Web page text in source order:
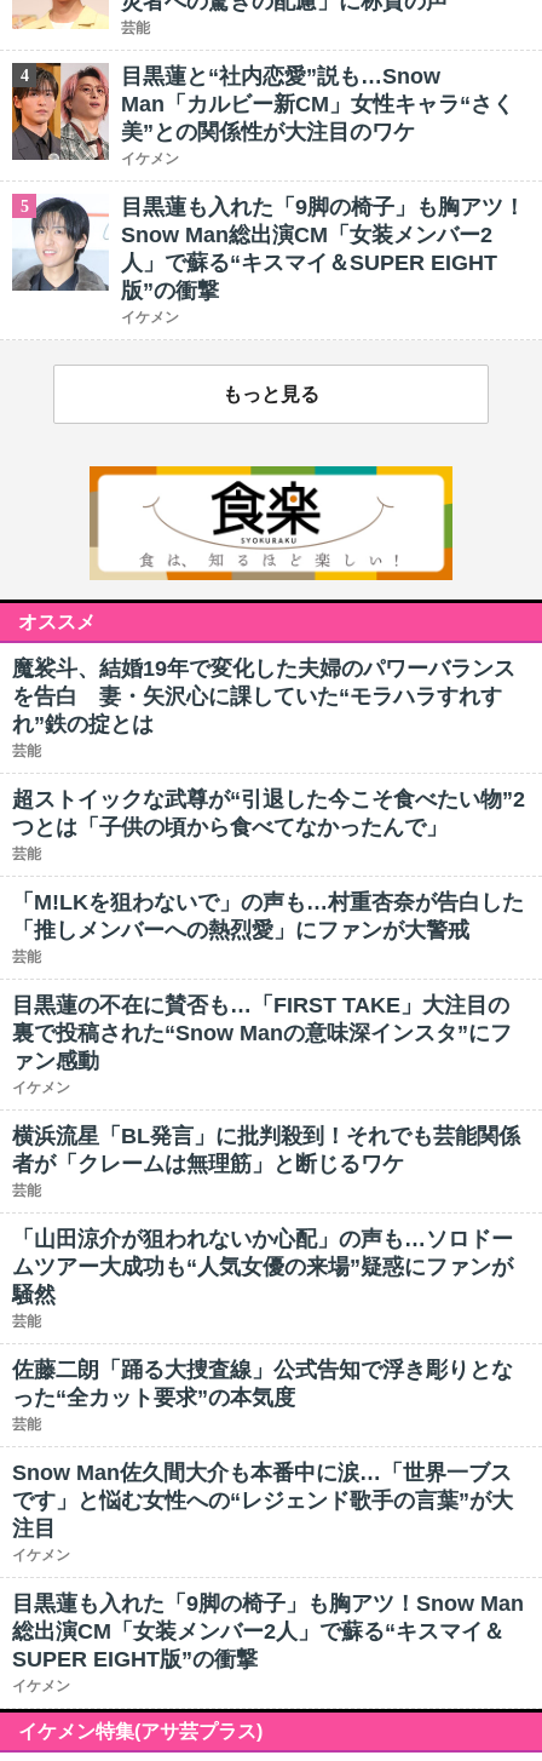
芸能
4
目黒蓮と“社内恋愛”説も…Snow
Man「カルビー新CM」女性キャラ“さく
美”との関係性が大注目のワケ
イケメン
5
目黒蓮も入れた「9脚の椅子」も胸アツ！
Snow Man総出演CM「女装メンバー2
人」で蘇る“キスマイ＆SUPER EIGHT
版”の衝撃
イケメン
もっと見る
オススメ
魔裟斗、結婚19年で変化した夫婦のパワーバランス
を告白 妻・矢沢心に課していた“モラハラすれす
れ”鉄の掟とは
芸能
超ストイックな武尊が“引退した今こそ食べたい物”2
つとは「子供の頃から食べてなかったんで」
芸能
「M!LKを狙わないで」の声も…村重杏奈が告白した
「推しメンバーへの熱烈愛」にファンが大警戒
芸能
目黒蓮の不在に賛否も…「FIRST TAKE」大注目の
裏で投稿された“Snow Manの意味深インスタ”にフ
ァン感動
イケメン
横浜流星「BL発言」に批判殺到！それでも芸能関係
者が「クレームは無理筋」と断じるワケ
芸能
「山田涼介が狙われないか心配」の声も…ソロドー
ムツアー大成功も“人気女優の来場”疑惑にファンが
騒然
芸能
佐藤二朗「踊る大捜査線」公式告知で浮き彫りとな
った“全カット要求”の本気度
芸能
Snow Man佐久間大介も本番中に涙…「世界一ブス
です」と悩む女性への“レジェンド歌手の言葉”が大
注目
イケメン
目黒蓮も入れた「9脚の椅子」も胸アツ！Snow Man
総出演CM「女装メンバー2人」で蘇る“キスマイ＆
SUPER EIGHT版”の衝撃
イケメン
イケメン特集(アサ芸プラス)